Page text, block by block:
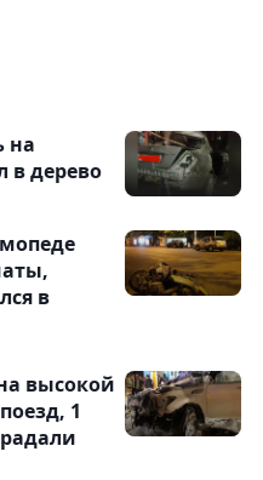
на
в дерево
в
высокой
1